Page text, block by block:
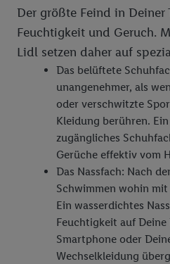
Der größte Feind in Deiner
Feuchtigkeit und Geruch.
Lidl setzen daher auf
Das belüftete
unangenehmer, als
oder verschwitzte
Kleidung berühren.
zugängliches
Gerüche effektiv vom
Das Nassfach: Nach
Schwimmen wohin mit
Ein wasserdichtes
Feuchtigkeit auf
Smartphone oder
Wechselkleidung